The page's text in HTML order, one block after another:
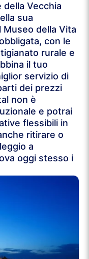
Vecchia
sua
della Vita
con le
rurale e
il tuo
servizio di
dei prezzi
non è
e potrai
flessibili in
ritirare o
a
oggi stesso i